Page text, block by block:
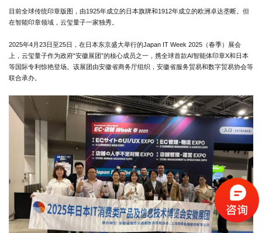
目前全球传统印章版图，由1925年成立的日本旗牌和1912年成立的欧洲卓达垄断。但
在智能印章领域，云玺量子一家独秀。
2025年4月23日至25日，在日本东京盛大举行的Japan IT Week 2025（春季）展会
上，云玺量子作为政府“安徽展团”的核心成员之一，携全球首款AI智能体印章X和日本
等国际专利惊艳登场。该展团由安徽省商务厅组织，安徽省服务贸易和数字贸易协会等
联合承办。